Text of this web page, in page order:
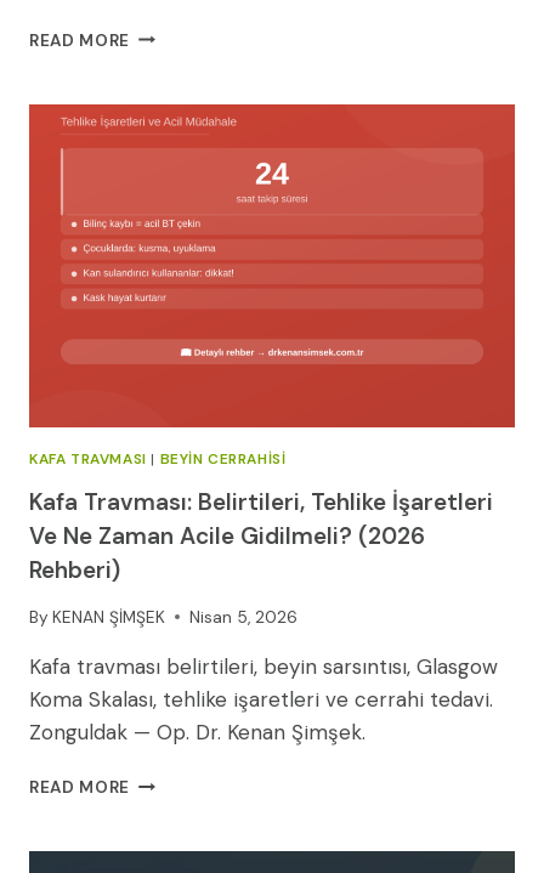
READ MORE PEDIATRIK
TANI
KAFA TRAVMASI | BEYIN CERRAHISI
Kafa Travması: Belirtileri, Tehlike İşaretleri
Ve Ne Zaman Acile Gidilmeli? (2026
Rehberi)
By KENAN ŞİMŞEK Nisan 5, 2026
Kafa travması belirtileri, beyin sarsıntısı, Glasgow
Koma Skalası, tehlike işaretleri ve cerrahi tedavi.
Zonguldak — Op. Dr. Kenan Şimşek.
READ MORE KAFA
TEHLIKE